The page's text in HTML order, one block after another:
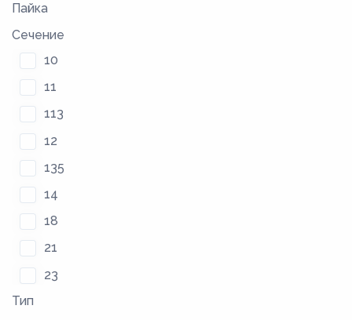
Пайка
Сечение
10
11
113
12
135
14
18
21
23
Тип